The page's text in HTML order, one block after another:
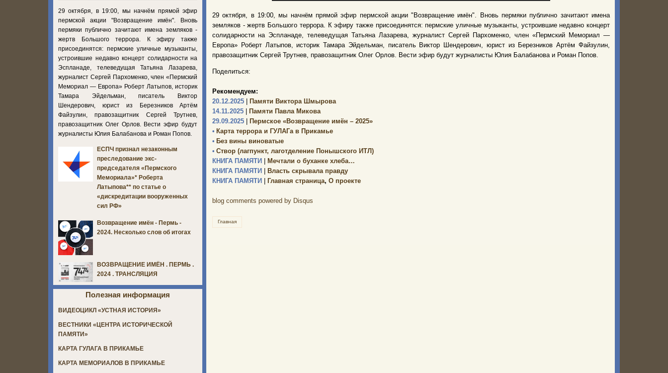
29 октября, в 19:00, мы начнём прямой эфир пермской акции "Возвращение имён". Вновь пермяки публично зачитают имена
земляков - жертв Большого террора. К эфиру также присоединятся: пермские уличные музыканты, устроившие недавно концерт
солидарности на Эспланаде, телеведущая Татьяна Лазарева, журналист Сергей Пархоменко, член «Пермский Мемориал —
Европа» Роберт Латыпов, историк Тамара Эйдельман, писатель Виктор Шендерович, юрист из Березников Артём Файзулин,
правозащитник Сергей Трутнев, правозащитник Олег Орлов. Вести эфир будут журналисты Юлия Балабанова и Роман Попов.
Поделиться:
Рекомендуем:
20.12.2025
Памяти Виктора Шмырова
14.11.2025
Памяти Павла Микова
29.09.2025
Пермское «Возвращение имён – 2025»
• Карта террора и ГУЛАГа в Прикамье
• Без вины виноватые
• Створ (лагпункт, лаготделение Понышского ИТЛ)
КНИГА ПАМЯТИ
Мечтали о буханке хлеба…
КНИГА ПАМЯТИ
Власть скрывала правду
КНИГА ПАМЯТИ
Главная страница, О проекте
blog comments powered by Disqus
Главная
29 октября, в 19:00, мы начнём прямой эфир
пермской акции "Возвращение имён". Вновь
пермяки публично зачитают имена земляков -
жертв Большого террора. К эфиру также
присоединятся: пермские уличные музыканты,
устроившие недавно концерт солидарности на
Эспланаде, телеведущая Татьяна Лазарева,
журналист Сергей Пархоменко, член «Пермский
Мемориал — Европа» Роберт Латыпов, историк
Тамара Эйдельман, писатель Виктор
Шендерович, юрист из Березников Артём
Файзулин, правозащитник Сергей Трутнев,
правозащитник Олег Орлов. Вести эфир будут
журналисты Юлия Балабанова и Роман Попов.
ЕСПЧ признал незаконным
преследование экс-
председателя «Пермского
Мемориала»* Роберта
Латыпова** по статье о
«дискредитации вооруженных
сил РФ»
Возвращение имён - Пермь -
2024. Несколько слов об итогах
ВОЗВРАЩЕНИЕ ИМЁН . ПЕРМЬ .
2024 . ТРАНСЛЯЦИЯ
Полезная информация
ВИДЕОЦИКЛ «УСТНАЯ ИСТОРИЯ»
ВЕСТНИКИ «ЦЕНТРА ИСТОРИЧЕСКОЙ
ПАМЯТИ»
КАРТА ГУЛАГА В ПРИКАМЬЕ
КАРТА МЕМОРИАЛОВ В ПРИКАМЬЕ